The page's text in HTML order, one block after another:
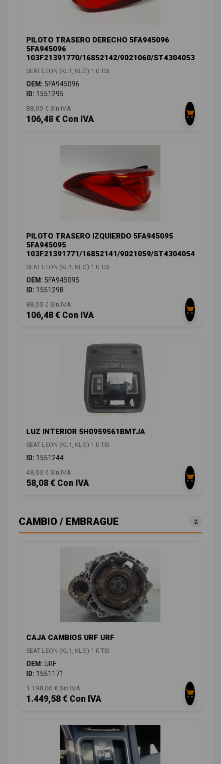
PILOTO TRASERO DERECHO 5FA945096
5FA945096
103F21391770/16852142/9021060/ST4304053
SEAT LEON (KL1, KLG) 1.0 TSI
OEM: 5FA945096
ID: 1551295
88,00 € Sin IVA
106,48 € Con IVA
PILOTO TRASERO IZQUIERDO 5FA945095
5FA945095
103F21391771/16852141/9021059/ST4304054
SEAT LEON (KL1, KLG) 1.0 TSI
OEM: 5FA945095
ID: 1551298
88,00 € Sin IVA
106,48 € Con IVA
LUZ INTERIOR 5H0959561BMTJA
SEAT LEON (KL1, KLG) 1.0 TSI
ID: 1551244
48,00 € Sin IVA
58,08 € Con IVA
CAMBIO / EMBRAGUE 2
CAJA CAMBIOS URF URF
SEAT LEON (KL1, KLG) 1.0 TSI
OEM: URF
ID: 1551171
1.198,00 € Sin IVA
1.449,58 € Con IVA